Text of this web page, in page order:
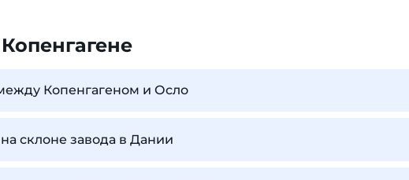
Копенгагеном и Осло
на склоне завода в Дании